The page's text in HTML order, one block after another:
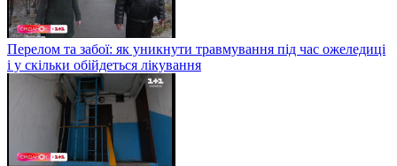
Перелом та забої: як уникнути травмування під час ожеледиці
і у скільки обійдеться лікування